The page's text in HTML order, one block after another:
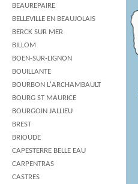
BEAUREPAIRE
BELLEVILLE EN BEAUJOLAIS
BERCK SUR MER
BILLOM
BOEN-SUR-LIGNON
BOUILLANTE
BOURBON L'ARCHAMBAULT
BOURG ST MAURICE
BOURGOIN JALLIEU
BREST
BRIOUDE
CAPESTERRE BELLE EAU
CARPENTRAS
CASTRES